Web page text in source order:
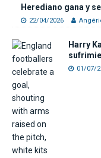
Herediano gana y
22/04/2026
Harry
01/07/